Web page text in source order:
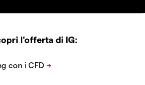
l'offerta di IG: